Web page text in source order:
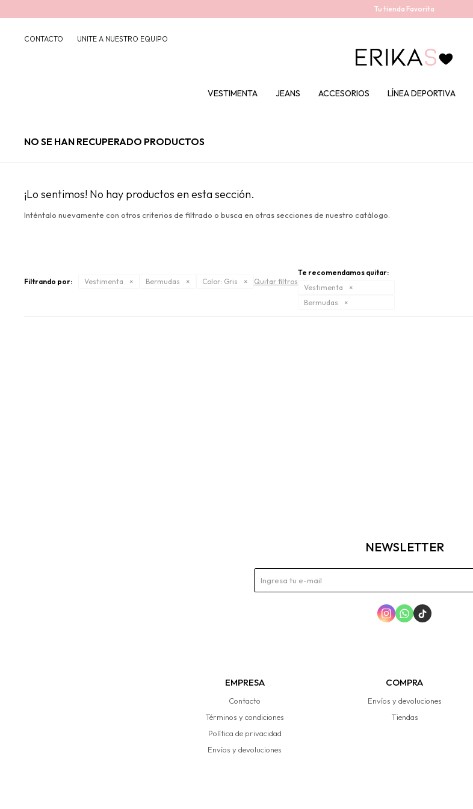
Tu tienda Favorita
VESTIMENTA JEANS ACCESORIOS LÍNEA DEPORTIVA
CONTACTO UNITE A NUESTRO EQUIPO
NO SE HAN RECUPERADO PRODUCTOS
¡Lo sentimos! No hay productos en esta sección.
Inténtalo nuevamente con otros criterios de filtrado o busca en otras secciones de nuestro catálogo.
Filtrando por: Vestimenta Bermudas Color: Gris Quitar filtros
Te recomendamos quitar:
Vestimenta
Bermudas
EMPRESA
Contacto
Términos y condiciones
Política de privacidad
Envíos y devoluciones
COMPRA
Envíos y devoluciones
Tiendas
NEWSLETTER
  